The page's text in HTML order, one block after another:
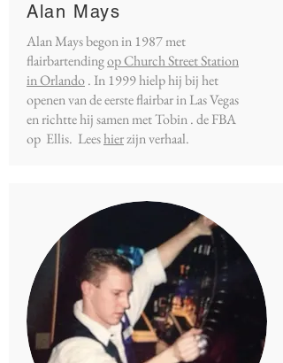
Alan Mays
Alan Mays begon in 1987 met
flairbartendingop Church Street Station
in Orlando. In 1999 hielp hij bij het
openen van de eerste flairbar in Las Vegas
en richtte hij samen met Tobin . de FBA
op Ellis. Leeshierzijn verhaal.